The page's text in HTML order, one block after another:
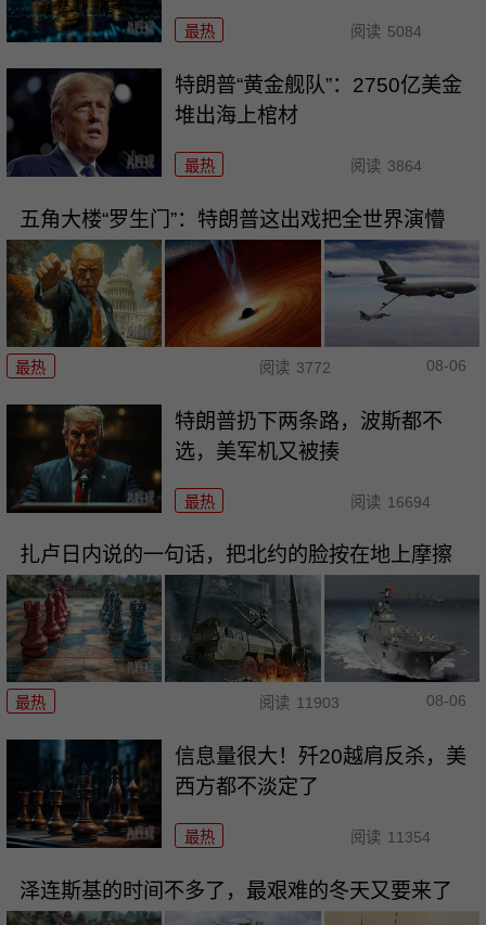
最热 阅读 5084
特朗普“黄金舰队”：2750亿美金
堆出海上棺材
最热 阅读 3864
五角大楼“罗生门”：特朗普这出戏把全世界演懵
最热 阅读 3772 08-06
特朗普扔下两条路，波斯都不
选，美军机又被揍
最热 阅读 16694
扎卢日内说的一句话，把北约的脸按在地上摩擦
最热 阅读 11903 08-06
信息量很大！歼20越肩反杀，美
西方都不淡定了
最热 阅读 11354
泽连斯基的时间不多了，最艰难的冬天又要来了